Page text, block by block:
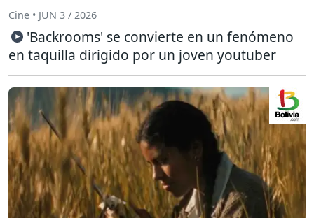
Cine • JUN 3 / 2026
'Backrooms' se convierte en un fenómeno
en taquilla dirigido por un joven youtuber